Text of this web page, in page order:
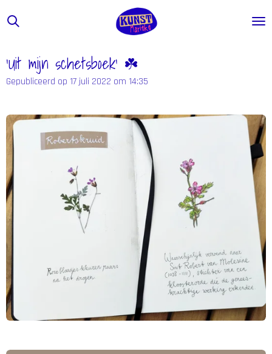
direct
de
hoofdinhoud
'Uit mijn schetsboek' ☘️
Gepubliceerd op 17 juli 2022 om 14:35